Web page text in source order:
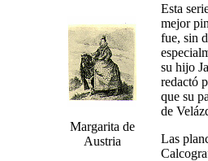
Esta
mejor
fue, sin
su hijo
redactó
que su
de
Las
Margarita de
Austria